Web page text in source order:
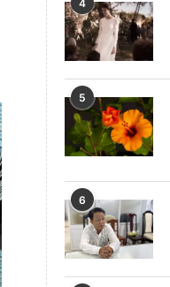
4
5
6